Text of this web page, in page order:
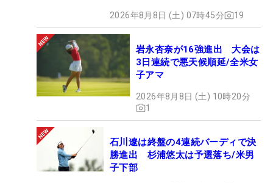
2026年8月8日 (土) 07時45分 19
岩永杏奈が16強進出 大会は
3日連続で悪天候順延/全米女
子アマ
2026年8月8日 (土) 10時20分
1
石川遼は終盤の4連続バーディで決
勝進出 杉浦悠太は予選落ち/米男
子下部